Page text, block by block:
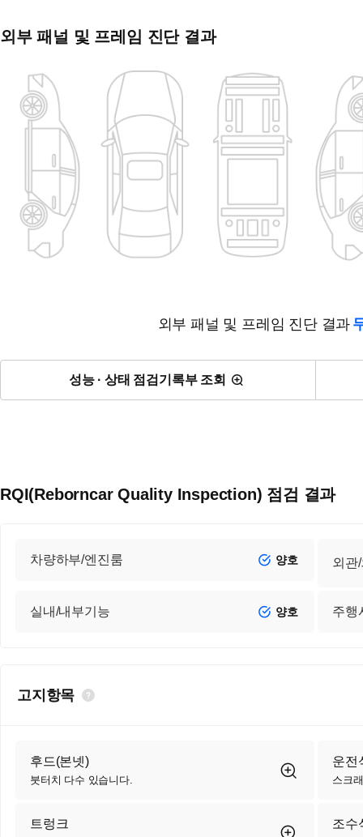
외부 패널 및 프레임 진단 결과
외부 패널 및 프레임 진단 결과
성능 · 상태 점검기록부 조회
RQI(Reborncar Quality Inspection) 점검 결과
차량하부/엔진룸 양호 외관
실내/내부기능 양호 주행
고지항목
후드(본넷)
붓터치 다수 있습니다.
운전
스크
트렁크 조수